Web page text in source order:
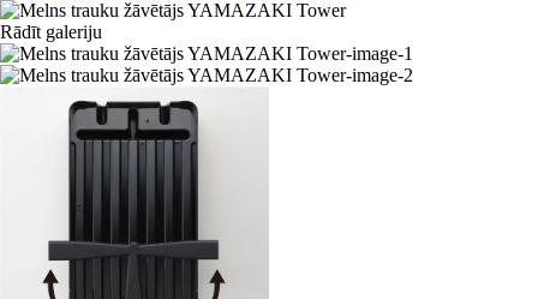
Rādīt galeriju